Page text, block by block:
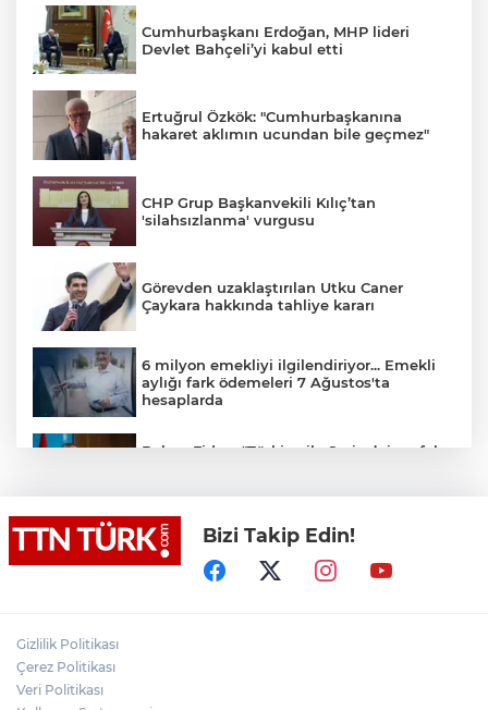
Cumhurbaşkanı Erdoğan, MHP lideri
Devlet Bahçeli’yi kabul etti
Ertuğrul Özkök: "Cumhurbaşkanına
hakaret aklımın ucundan bile geçmez"
CHP Grup Başkanvekili Kılıç’tan
'silahsızlanma' vurgusu
Görevden uzaklaştırılan Utku Caner
Çaykara hakkında tahliye kararı
6 milyon emekliyi ilgilendiriyor... Emekli
aylığı fark ödemeleri 7 Ağustos'ta
hesaplarda
Bakan Fidan: "Türkiye ile Suriye’nin refah
Komşusu tarafından öldürülen adamın
arkadaşı: "Saldırganın önceden de olaylar
çıkardığını ve apartmandaki kişilerle
problem yaşadığını duymuştum"
Bizi Takip Edin!
Gizlilik Politikası
Çerez Politikası
Veri Politikası